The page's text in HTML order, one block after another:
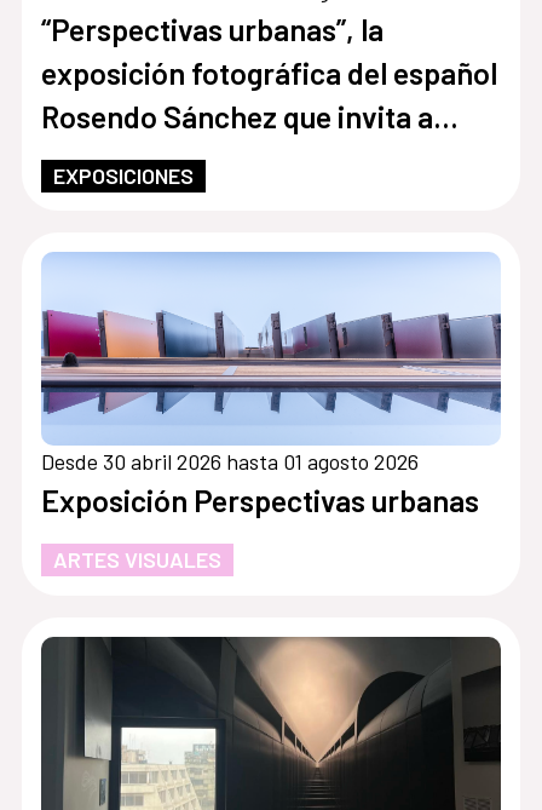
“Perspectivas urbanas”, la
exposición fotográfica del español
Rosendo Sánchez que invita a
redescubrir las ciudades
contemporáneas desde las alturas
EXPOSICIONES
Desde 30 abril 2026 hasta 01 agosto 2026
Exposición Perspectivas urbanas
ARTES VISUALES